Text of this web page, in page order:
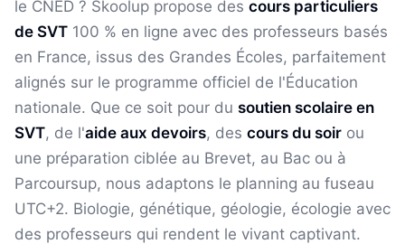
le CNED ? Skoolup propose des cours particuliers
de SVT 100 % en ligne avec des professeurs basés
en France, issus des Grandes Écoles, parfaitement
alignés sur le programme officiel de l'Éducation
nationale. Que ce soit pour du soutien scolaire en
SVT, de l'aide aux devoirs, des cours du soir ou
une préparation ciblée au Brevet, au Bac ou à
Parcoursup, nous adaptons le planning au fuseau
UTC+2. Biologie, génétique, géologie, écologie avec
des professeurs qui rendent le vivant captivant.